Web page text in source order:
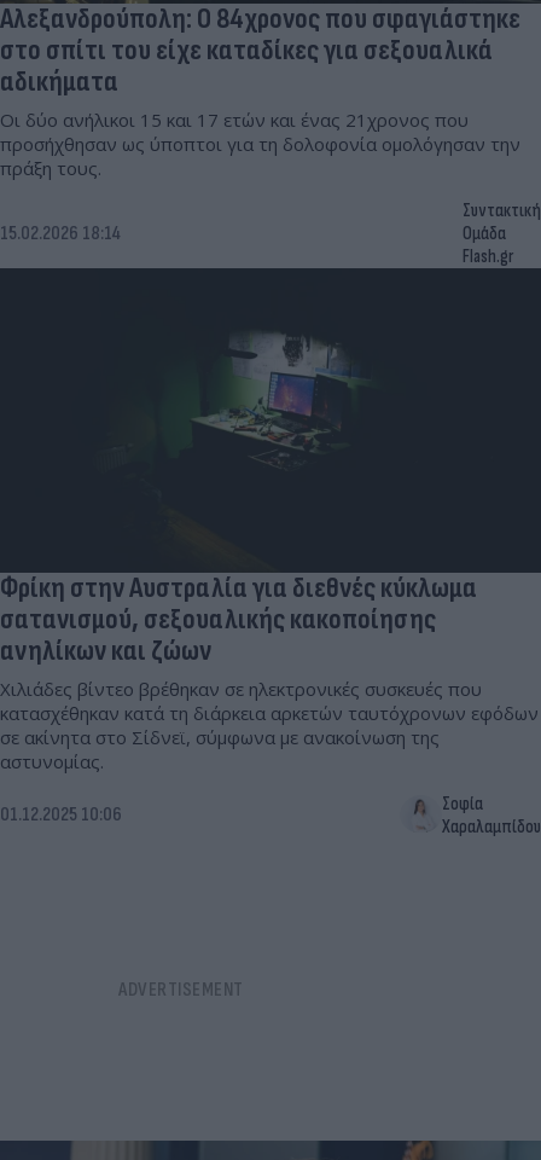
Αλεξανδρούπολη: Ο 84χρονος που σφαγιάστηκε
στο σπίτι του είχε καταδίκες για σεξουαλικά
αδικήματα
Οι δύο ανήλικοι 15 και 17 ετών και ένας 21χρονος που
προσήχθησαν ως ύποπτοι για τη δολοφονία ομολόγησαν την
πράξη τους.
15.02.2026 18:14
Συντακτική
Ομάδα
Flash.gr
Φρίκη στην Αυστραλία για διεθνές κύκλωμα
σατανισμού, σεξουαλικής κακοποίησης
ανηλίκων και ζώων
Χιλιάδες βίντεο βρέθηκαν σε ηλεκτρονικές συσκευές που
κατασχέθηκαν κατά τη διάρκεια αρκετών ταυτόχρονων εφόδων
σε ακίνητα στο Σίδνεϊ, σύμφωνα με ανακοίνωση της
αστυνομίας.
01.12.2025 10:06
Σοφία
Χαραλαμπίδου